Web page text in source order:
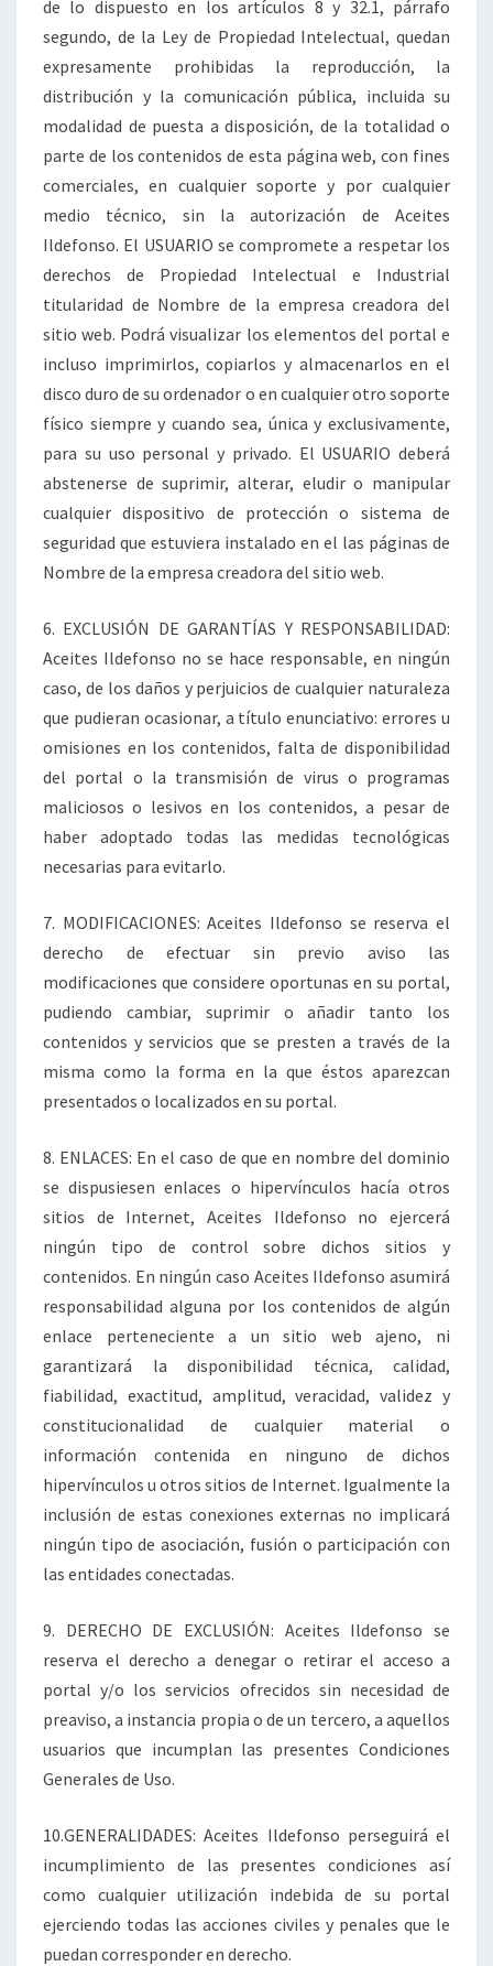
de lo dispuesto en los artículos 8 y 32.1, párrafo
segundo, de la Ley de Propiedad Intelectual, quedan
expresamente prohibidas la reproducción, la
distribución y la comunicación pública, incluida su
modalidad de puesta a disposición, de la totalidad o
parte de los contenidos de esta página web, con fines
comerciales, en cualquier soporte y por cualquier
medio técnico, sin la autorización de Aceites
Ildefonso. El USUARIO se compromete a respetar los
derechos de Propiedad Intelectual e Industrial
titularidad de Nombre de la empresa creadora del
sitio web. Podrá visualizar los elementos del portal e
incluso imprimirlos, copiarlos y almacenarlos en el
disco duro de su ordenador o en cualquier otro soporte
físico siempre y cuando sea, única y exclusivamente,
para su uso personal y privado. El USUARIO deberá
abstenerse de suprimir, alterar, eludir o manipular
cualquier dispositivo de protección o sistema de
seguridad que estuviera instalado en el las páginas de
Nombre de la empresa creadora del sitio web.
6. EXCLUSIÓN DE GARANTÍAS Y RESPONSABILIDAD:
Aceites Ildefonso no se hace responsable, en ningún
caso, de los daños y perjuicios de cualquier naturaleza
que pudieran ocasionar, a título enunciativo: errores u
omisiones en los contenidos, falta de disponibilidad
del portal o la transmisión de virus o programas
maliciosos o lesivos en los contenidos, a pesar de
haber adoptado todas las medidas tecnológicas
necesarias para evitarlo.
7. MODIFICACIONES: Aceites Ildefonso se reserva el
derecho de efectuar sin previo aviso las
modificaciones que considere oportunas en su portal,
pudiendo cambiar, suprimir o añadir tanto los
contenidos y servicios que se presten a través de la
misma como la forma en la que éstos aparezcan
presentados o localizados en su portal.
8. ENLACES: En el caso de que en nombre del dominio
se dispusiesen enlaces o hipervínculos hacía otros
sitios de Internet, Aceites Ildefonso no ejercerá
ningún tipo de control sobre dichos sitios y
contenidos. En ningún caso Aceites Ildefonso asumirá
responsabilidad alguna por los contenidos de algún
enlace perteneciente a un sitio web ajeno, ni
garantizará la disponibilidad técnica, calidad,
fiabilidad, exactitud, amplitud, veracidad, validez y
constitucionalidad de cualquier material o
información contenida en ninguno de dichos
hipervínculos u otros sitios de Internet. Igualmente la
inclusión de estas conexiones externas no implicará
ningún tipo de asociación, fusión o participación con
las entidades conectadas.
9. DERECHO DE EXCLUSIÓN: Aceites Ildefonso se
reserva el derecho a denegar o retirar el acceso a
portal y/o los servicios ofrecidos sin necesidad de
preaviso, a instancia propia o de un tercero, a aquellos
usuarios que incumplan las presentes Condiciones
Generales de Uso.
10.GENERALIDADES: Aceites Ildefonso perseguirá el
incumplimiento de las presentes condiciones así
como cualquier utilización indebida de su portal
ejerciendo todas las acciones civiles y penales que le
puedan corresponder en derecho.